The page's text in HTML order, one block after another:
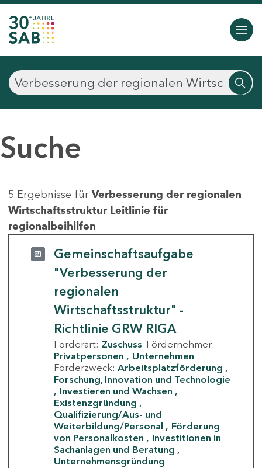
Suche
5 Ergebnisse für Verbesserung der regionalen
Wirtschaftsstruktur Leitlinie für
regionalbeihilfen
Gemeinschaftsaufgabe
"Verbesserung der
regionalen
Wirtschaftsstruktur" -
Richtlinie GRW RIGA
Förderart: Zuschuss Fördernehmer:
Privatpersonen
Unternehmen
Förderzweck: Arbeitsplatzförderung
Forschung, Innovation und Technologie
Investieren und Wachsen
Existenzgründung
Qualifizierung/Aus- und
Weiterbildung/Personal
Förderung
von Personalkosten
Investitionen in
Sachanlagen und Beratung
Unternehmensgründung